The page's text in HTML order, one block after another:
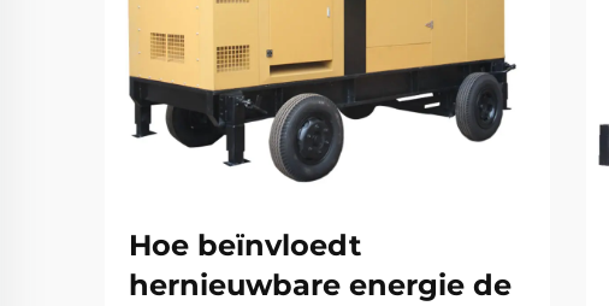
Hoe beïnvloedt
hernieuwbare energie de